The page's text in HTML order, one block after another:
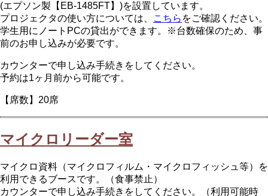
(エプソン製【EB-1485FT】)を設置しています。
プロジェクタの使い方については、
こちら をご確認ください。
学生用にノートPCの貸出ができます。※台数確保のため、事
前のお申し込みが必要です。
カウンターで申し込み手続きをしてください。
予約は1ヶ月前から可能です。
【席数】20席
マイクロリーダー室
マイクロ資料（マイクロフィルム・マイクロフィッシュ等）を
利用できるブースです。（食事禁止）
カウンターで申し込み手続きをしてください。（利用可能時